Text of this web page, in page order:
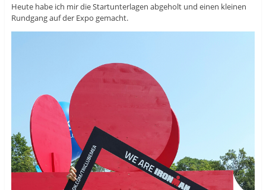
Heute habe ich mir die Startunterlagen abgeholt und einen kleinen
Rundgang auf der Expo gemacht.